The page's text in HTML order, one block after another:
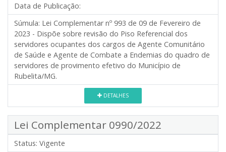
Data de Publicação:
Súmula: Lei Complementar nº 993 de 09 de Fevereiro de
2023 - Dispõe sobre revisão do Piso Referencial dos
servidores ocupantes dos cargos de Agente Comunitário
de Saúde e Agente de Combate a Endemias do quadro de
servidores de provimento efetivo do Município de
Rubelita/MG.
DETALHES
Lei Complementar 0990/2022
Status: Vigente